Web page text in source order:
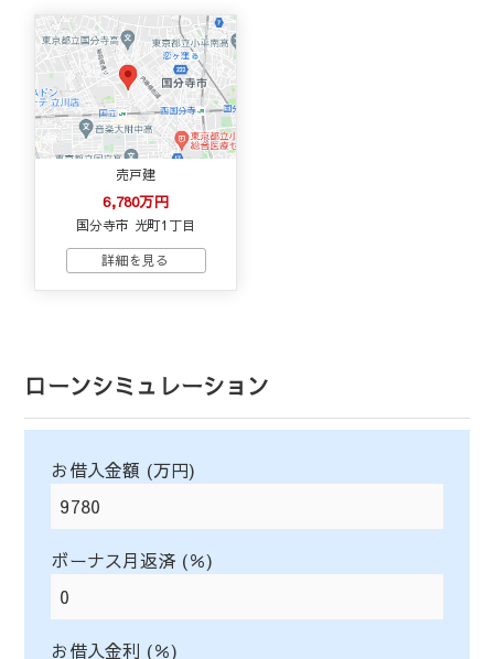
売戸建
6,780万円
国分寺市 光町1丁目
ローンシミュレーション
お借入金額 (万円)
ボーナス月返済 (％)
お借入金利 (％)